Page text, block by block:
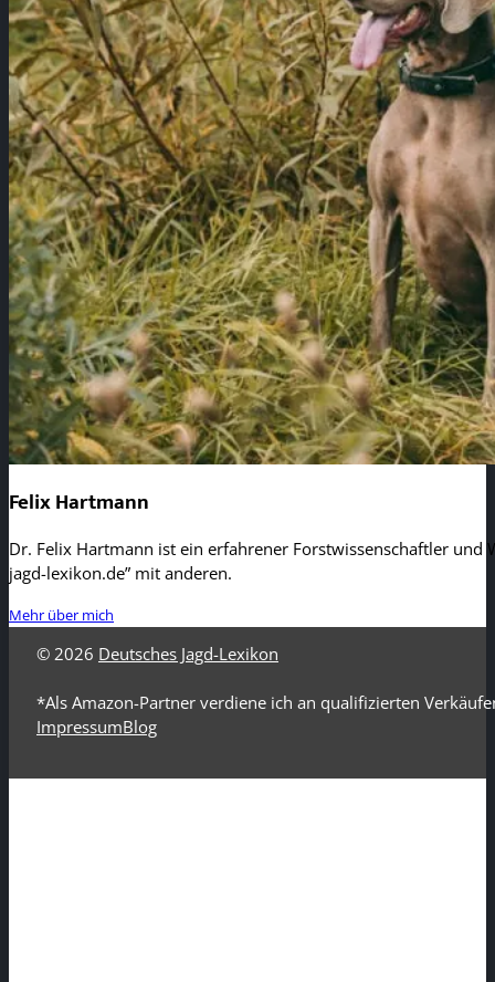
Felix Hartmann
Dr. Felix Hartmann ist ein erfahrener Forstwissenschaftler und
jagd-lexikon.de” mit anderen.
Mehr über mich
© 2026 Deutsches Jagd-Lexikon
*Als Amazon-Partner verdiene ich an qualifizierten
ImpressumBlog